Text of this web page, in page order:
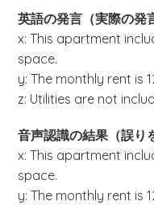
英語の発言（実際の発
x: This apartment
space.
y: The monthly rent is
z: Utilities are not
音声認識の結果（誤り
x: This apartment
space.
y: The monthly rent is